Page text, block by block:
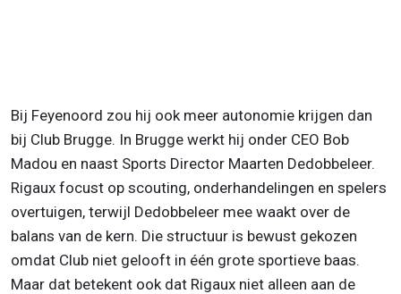
Bij Feyenoord zou hij ook meer autonomie krijgen dan
bij Club Brugge. In Brugge werkt hij onder CEO Bob
Madou en naast Sports Director Maarten Dedobbeleer.
Rigaux focust op scouting, onderhandelingen en spelers
overtuigen, terwijl Dedobbeleer mee waakt over de
balans van de kern. Die structuur is bewust gekozen
omdat Club niet gelooft in één grote sportieve baas.
Maar dat betekent ook dat Rigaux niet alleen aan de